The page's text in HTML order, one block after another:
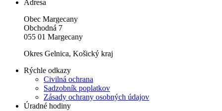
Adresa
Obec Margecany
Obchodná 7
055 01 Margecany
Okres Gelnica, Košický kraj
Rýchle odkazy
Civilná ochrana
Sadzobník poplatkov
Zásady ochrany osobných údajov
Úradné hodiny